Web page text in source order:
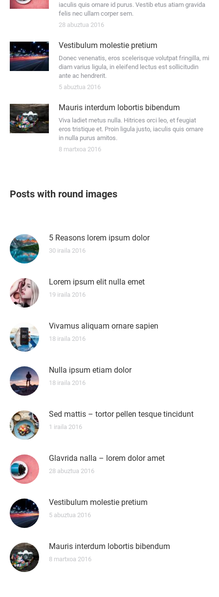
iaculis quis ornare id purus. Vestib etus atiam gravida
felis nec ullam corper sem.
28 abuztua 2016
Vestibulum molestie pretium
Donec venenatis, eros scelerisque volutpat fringilla, mi
diam varius ligula, in eleifend lectus est sollicitudin
ante ac hendrerit.
5 abuztua 2016
Mauris interdum lobortis bibendum
Viva ladiet metus nulla. Hitrices orci leo, et feugiat
eros tristique et. Proin ligula justo, iaculis quis ornare
in nulla purus amitos.
8 martxoa 2016
Posts with round images
5 Reasons lorem ipsum dolor
30 iraila 2016
Lorem ipsum elit nulla emet
19 iraila 2016
Vivamus aliquam ornare sapien
18 iraila 2016
Nulla ipsum etiam dolor
18 iraila 2016
Sed mattis – tortor pellen tesque tincidunt
1 iraila 2016
Glavrida nalla – lorem dolor amet
28 abuztua 2016
Vestibulum molestie pretium
5 abuztua 2016
Mauris interdum lobortis bibendum
8 martxoa 2016